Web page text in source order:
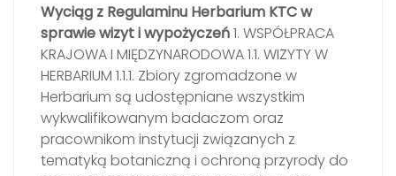
Wyciąg z Regulaminu Herbarium KTC w
sprawie wizyt i wypożyczeń1. WSPÓŁPRACA
KRAJOWA I MIĘDZYNARODOWA 1.1. WIZYTY W
HERBARIUM 1.1.1. Zbiory zgromadzone w
Herbarium są udostępniane wszystkim
wykwalifikowanym badaczom oraz
pracownikom instytucji związanych z
tematyką botaniczną i ochroną przyrody do